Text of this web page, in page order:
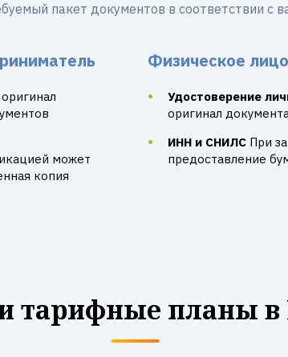
пакет документов в соответствии с
может
копия
Физическое
Удостоверение
оригинал
ИНН и СНИЛС При
предоставление
тарифные планы в